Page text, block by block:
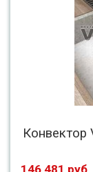
Конвектор
146 481 руб